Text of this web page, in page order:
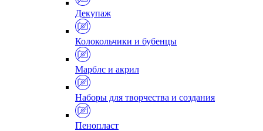
Декупаж
Колокольчики и бубенцы
Марблс и акрил
Наборы для творчества и создания
Пенопласт